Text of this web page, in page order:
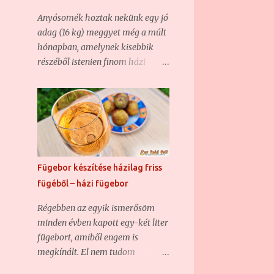
december
3
október
3
szeptember
július
16
június
május
április
3
március
február
2014
104
október
Anyósomék hoztak nekünk egy jó
adag (16 kg) meggyet még a múlt
hónapban, amelynek kisebbik
részéből istenien finom házi
feléből pedig a jelen poszt alanyát
képező házi meggybor. Aki
rendszeres olvasója a blognak, az
már bizonyára találkozott nem
egy házi borunkkal , hiszen ha
nem is túl sűrűn, de azért
rendszeresen kísérletezgetünk
borunk már volt, csak éppen
vadgyümölcsből készült (
Vadcseresznye-sajmeggy házi bor
– csemegebor ) . Most szintén egy
Fügebor készítése házilag friss
fügéből – házi fügebor
Régebben az egyik ismerősöm
minden évben kapott egy-két liter
fügebort, amiből engem is
megkínált. El nem tudom